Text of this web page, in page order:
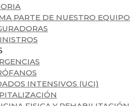
PARTE DE NUESTRO EQUIPO
INTENSIVOS (UCI)